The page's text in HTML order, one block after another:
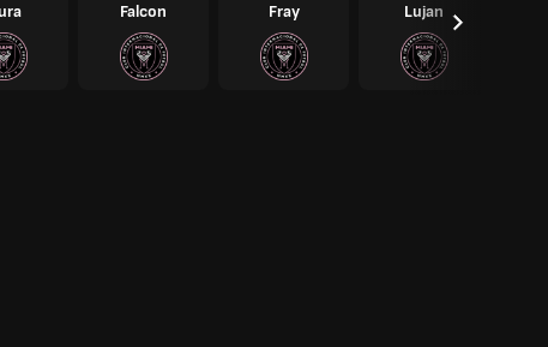
Falcon Fray Lujan